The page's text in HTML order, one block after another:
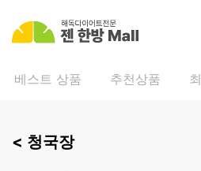
베스트 상품 추천상품
< 청국장